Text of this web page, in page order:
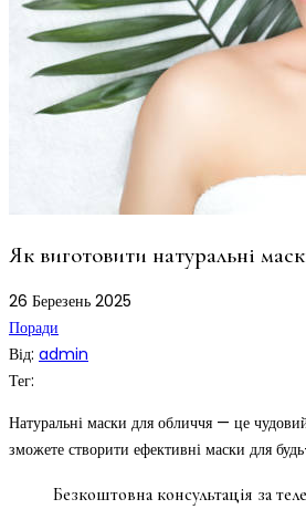
Як виготовити натуральні
26 Березень 2025
Поради
Від: admin
Тег:
Натуральні маски для обличчя — це
зможете створити ефективні маски для
Безкоштовна консультація за